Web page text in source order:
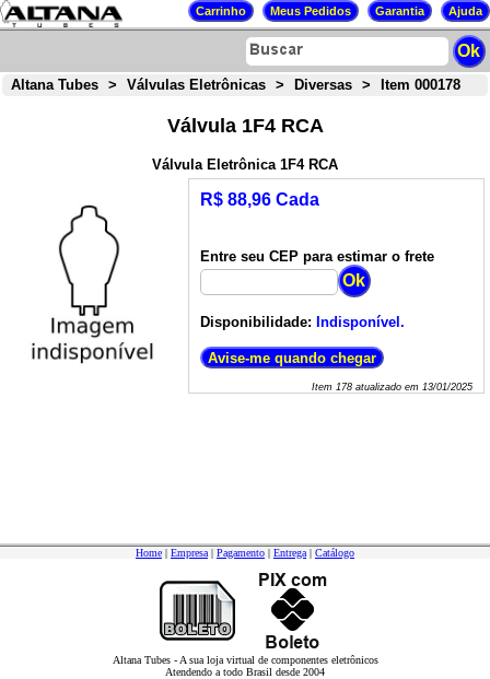
Altana Tubes > Válvulas Eletrônicas > Diversas > Item 000178
Válvula 1F4 RCA
Válvula Eletrônica 1F4 RCA
R$ 88,96 Cada
Entre seu CEP para estimar o frete
Disponibilidade: Indisponível.
Item 178atualizado em 13/01/2025
Home | Empresa | Pagamento | Entrega | Catálogo
Altana Tubes - A sua loja virtual de componentes eletrônicos
Atendendo a todo Brasil desde 2004